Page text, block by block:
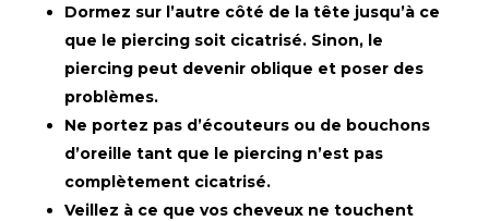
Dormez sur l’autre côté de la tête jusqu’à ce
que le piercing soit cicatrisé. Sinon, le
piercing peut devenir oblique et poser des
problèmes.
Ne portez pas d’écouteurs ou de bouchons
d’oreille tant que le piercing n’est pas
complètement cicatrisé.
Veillez à ce que vos cheveux ne touchent